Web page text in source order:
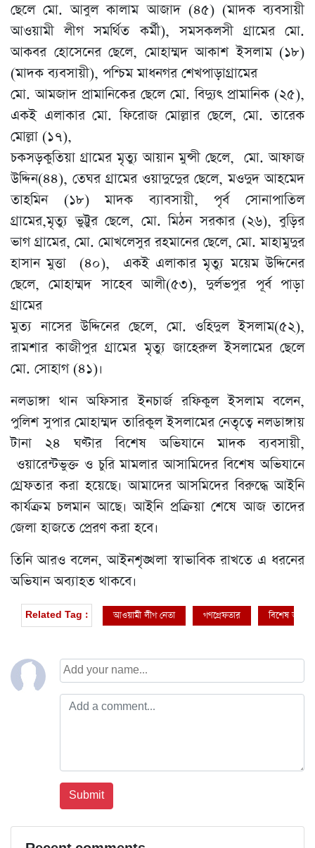
ছেলে মো. আবুল কালাম আজাদ (৪৫) (মাদক ব্যবসায়ী
আওয়ামী লীগ সমর্থিত কর্মী), সমসকলসী গ্রামের মো.
আকবর হোসেনের ছেলে, মোহাম্মদ আকাশ ইসলাম (১৮)
(মাদক ব্যবসায়ী), পশ্চিম মাধনগর শেখপাড়াগ্রামের
মো. আমজাদ প্রামানিকের ছেলে মো. বিদ্যুৎ প্রামানিক (২৫),
একই এলাকার মো. ফিরোজ মোল্লার ছেলে, মো. তারেক
মোল্লা (১৭),
চকসড়কুতিয়া গ্রামের মৃত্যু আয়ান মুন্সী ছেলে, মো. আফাজ
উদ্দিন(৪৪), তেঘর গ্রামের ওয়াদুদুের ছেলে, মওদুদ আহমেদ
তাহমিন (১৮) মাদক ব্যাবসায়ী, পৃর্ব সোনাপাতিল
গ্রামের,মৃত্যু ভুট্টুর ছেলে, মো. মিঠন সরকার (২৬), বুড়ির
ভাগ গ্রামের, মো. মোখলেসুর রহমানের ছেলে, মো. মাহামুদুর
হাসান মুত্তা (৪০), একই এলাকার মৃত্যু ময়েম উদ্দিনের
ছেলে, মোহাম্মদ সাহেব আলী(৫৩), দুর্লভপুর পূর্ব পাড়া
গ্রামের
মুত্য নাসের উদ্দিনের ছেলে, মো. ওহিদুল ইসলাম(৫২),
রামশার কাজীপুর গ্রামের মৃত্যু জাহেরুল ইসলামের ছেলে
মো. সোহাগ (৪১)।
নলডাঙ্গা থান অফিসার ইনচার্জ রফিকুল ইসলাম বলেন,
পুলিশ সুপার মোহাম্মদ তারিকুল ইসলামের নেতৃত্বে নলডাঙ্গায়
টানা ২৪ ঘণ্টার বিশেষ অভিযানে মাদক ব্যবসায়ী,
ওয়ারেন্টভুক্ত ও চুরি মামলার আসামিদের বিশেষ অভিযানে
গ্রেফতার করা হয়েছে। আমাদের আসমিদের বিরুদ্ধে আইনি
কার্যক্রম চলমান আছে। আইনি প্রক্রিয়া শেষে আজ তাদের
জেলা হাজতে প্রেরণ করা হবে।
তিনি আরও বলেন, আইনশৃঙ্খলা স্বাভাবিক রাখতে এ ধরনের
অভিযান অব্যাহত থাকবে।
Related Tag : আওয়ামী লীগ নেতা গণগ্রেফতার বিশেষ